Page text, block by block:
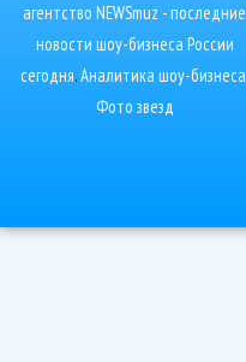
агентство NEWSmuz - последние
новости шоу-бизнеса России
сегодня.Аналитика шоу-бизнеса
Фото звезд